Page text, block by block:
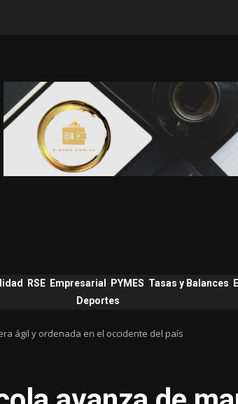
RSE Empresarial PYMES Tasas y Balances
Deportes
ágil y ordenada en el occidente del país